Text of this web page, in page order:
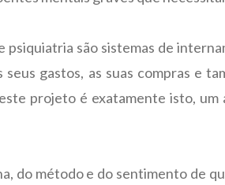
psiquiatria são sistemas de
seus gastos, as suas compras e
projeto é exatamente isto,
do método e do sentimento de